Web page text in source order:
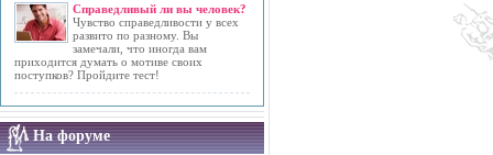
Справедливый ли вы человек?
Чувство справедливости у всех
развито по разному. Вы
замечали, что иногда вам
приходится думать о мотиве своих
поступков? Пройдите тест!
На форуме